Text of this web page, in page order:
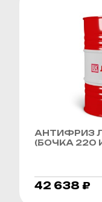
АНТИФРИЗ
(БОЧКА 220
42 638 ₽